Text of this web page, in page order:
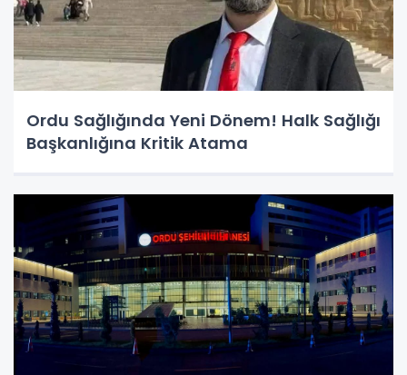
Ordu Sağlığında Yeni Dönem! Halk Sağlığı
Başkanlığına Kritik Atama